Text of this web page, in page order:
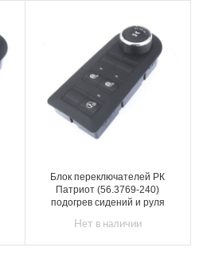
Блок переключателей РК
Патриот (56.3769-240)
подогрев сидений и руля
Нет в наличии